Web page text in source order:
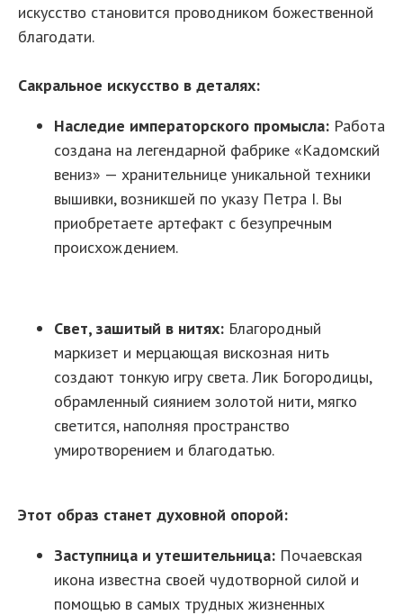
искусство становится проводником божественной
благодати.
Сакральное искусство в деталях:
Наследие императорского промысла: Работа
создана на легендарной фабрике «Кадомский
вениз» — хранительнице уникальной техники
вышивки, возникшей по указу Петра I. Вы
приобретаете артефакт с безупречным
происхождением.
Свет, зашитый в нитях: Благородный
маркизет и мерцающая вискозная нить
создают тонкую игру света. Лик Богородицы,
обрамленный сиянием золотой нити, мягко
светится, наполняя пространство
умиротворением и благодатью.
Этот образ станет духовной опорой:
Заступница и утешительница: Почаевская
икона известна своей чудотворной силой и
помощью в самых трудных жизненных